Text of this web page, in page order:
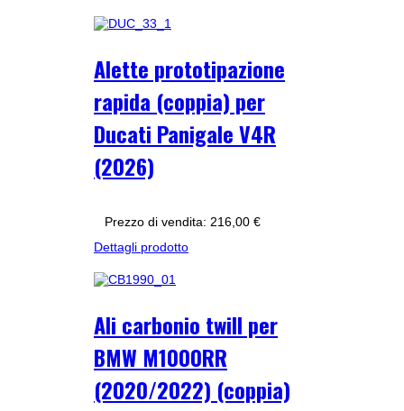
Alette prototipazione
rapida (coppia) per
Ducati Panigale V4R
(2026)
Prezzo di vendita: 216,00 €
Dettagli prodotto
Ali carbonio twill per
BMW M1000RR
(2020/2022) (coppia)